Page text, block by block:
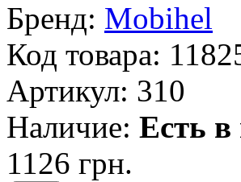
Бренд: Mobihel
Код товара:
Артикул: 310
Наличие: Есть
1126 грн.